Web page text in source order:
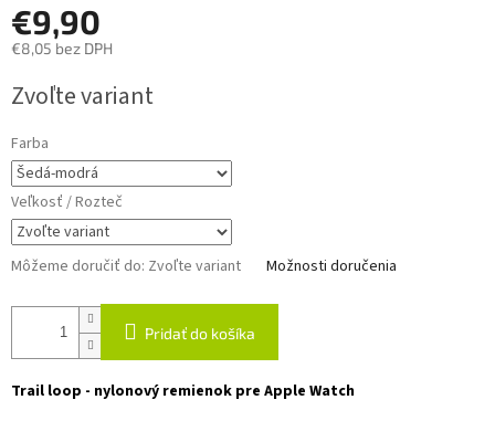
€9,90
€8,05 bez DPH
cena:
Zvoľte variant
Farba
Veľkosť / Rozteč
Môžeme doručiť do: Zvoľte variant Možnosti doručenia
Pridať do košíka
Trail loop - nylonový remienok pre Apple Watch